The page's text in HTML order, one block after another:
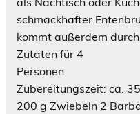
schmackhafter
kommt außerdem
Zutaten für 4
Zubereitungszeit: ca.
200 g Zwiebeln 2